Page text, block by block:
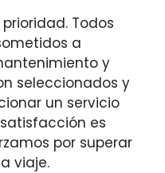
Todos
a
y
seleccionados y
un servicio
es
por superar
viaje.